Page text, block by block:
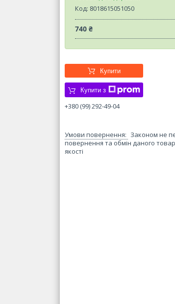
Код: 8018615051050
740 ₴
Купити
Купити з
+380 (99) 292-49-04
Законом не
повернення та обмін даного
якості